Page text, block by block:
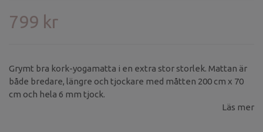
799 kr
Grymt bra kork-yogamatta i en extra stor storlek. Mattan är
både bredare, längre och tjockare med måtten 200 cm x 70
cm och hela 6 mm tjock.
Läs mer